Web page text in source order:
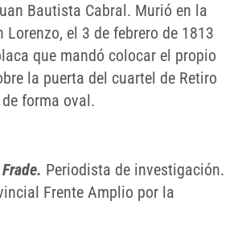
Bautista Cabral. Murió en la
Lorenzo, el 3 de febrero de 1813
que mandó colocar el propio
la puerta del cuartel de Retiro
forma oval.
Periodista de investigación.
Frente Amplio por la